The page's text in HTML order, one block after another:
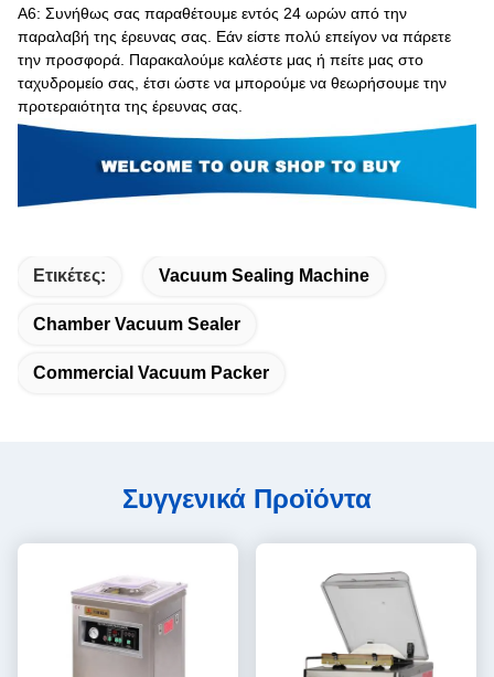
Α6: Συνήθως σας παραθέτουμε εντός 24 ωρών από την
παραλαβή της έρευνας σας. Εάν είστε πολύ επείγον να πάρετε
την προσφορά. Παρακαλούμε καλέστε μας ή πείτε μας στο
ταχυδρομείο σας, έτσι ώστε να μπορούμε να θεωρήσουμε την
προτεραιότητα της έρευνας σας.
Ετικέτες: Vacuum Sealing Machine
Chamber Vacuum Sealer
Commercial Vacuum Packer
Συγγενικά Προϊόντα